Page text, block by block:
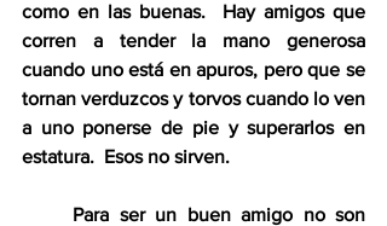
como en las buenas.  Hay amigos que
corren a tender la mano generosa
cuando uno está en apuros, pero que se
tornan verduzcos y torvos cuando lo ven
a uno ponerse de pie y superarlos en
estatura.  Esos no sirven.
Para ser un buen amigo no son